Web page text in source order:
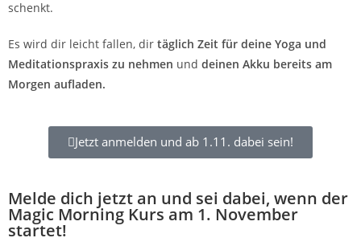
schenkt.
Es wird dir leicht fallen, dir täglich Zeit für deine Yoga und
Meditationspraxis zu nehmen und deinen Akku bereits am
Morgen aufladen.
Jetzt anmelden und ab 1.11. dabei sein!
Melde dich jetzt an und sei dabei, wenn der
Magic Morning Kurs am 1. November
startet!